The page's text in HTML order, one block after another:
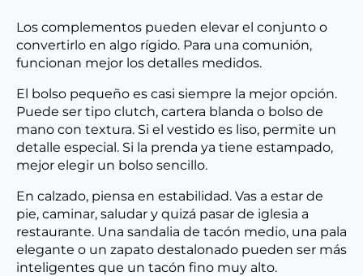
Los complementos pueden elevar el conjunto o
convertirlo en algo rígido. Para una comunión,
funcionan mejor los detalles medidos.
El bolso pequeño es casi siempre la mejor opción.
Puede ser tipo clutch, cartera blanda o bolso de
mano con textura. Si el vestido es liso, permite un
detalle especial. Si la prenda ya tiene estampado,
mejor elegir un bolso sencillo.
En calzado, piensa en estabilidad. Vas a estar de
pie, caminar, saludar y quizá pasar de iglesia a
restaurante. Una sandalia de tacón medio, una pala
elegante o un zapato destalonado pueden ser más
inteligentes que un tacón fino muy alto.